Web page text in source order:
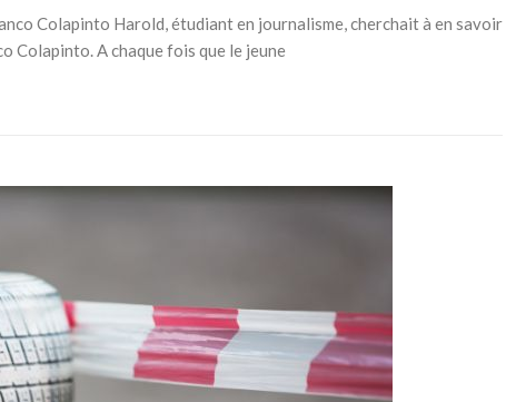
Colapinto Harold, étudiant en journalisme, cherchait à en savoir
Colapinto. A chaque fois que le jeune